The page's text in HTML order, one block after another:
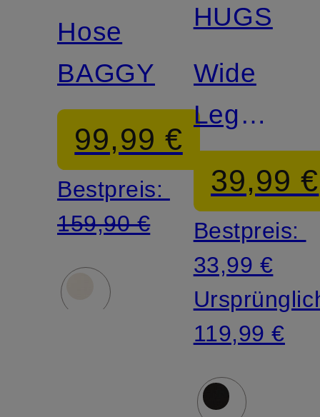
Hose
BAGGY
99,99 €
Bestpreis:
159,90 €
HUGS
Wide
Leg
Jeans
39,99 €
Bestpreis:
33,99 €
119,99 €